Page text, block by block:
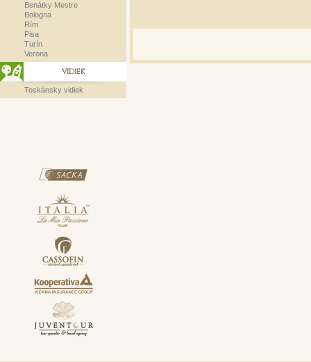
Benátky Mestre
Bologna
Rím
Pisa
Turín
Verona
VIDIEK
Toskánsky vidiek